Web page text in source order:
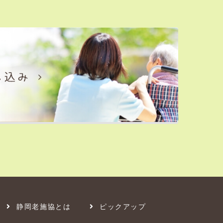
静岡老施協とは ピックアップ